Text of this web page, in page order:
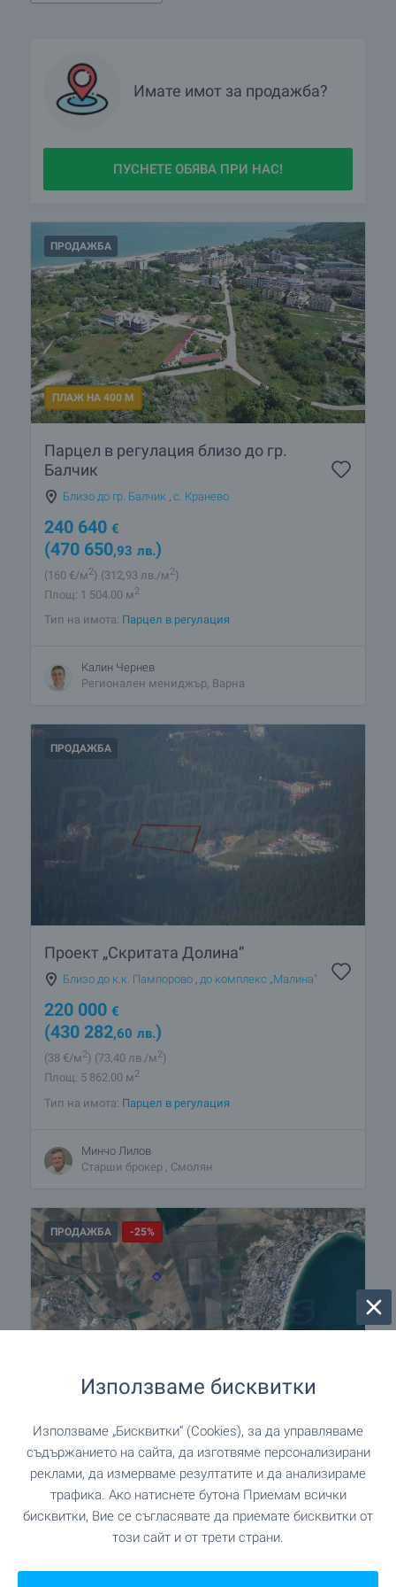
Имате имот за продажба?
ПУСНЕТЕ ОБЯВА ПРИ НАС!
ПРОДАЖБА
ПЛАЖ НА 400 М
Парцел в регулация близо до гр.
Балчик
Близо до гр. Балчик с. Кранево
240 640 €
(470 650,93 лв.)
(160 €/м2) (312 ,93 лв./м2)
Площ: 1 504.00 м2
Тип на имота: Парцел в регулация
Калин Чернев
Регионален мениджър, Варна
ПРОДАЖБА
Проект „Скритата Долина”
Близо до к.к. Пампорово до комплекс „Малина”
220 000 €
(430 282,60 лв.)
(38 €/м2) (73,40 лв./м2)
Площ: 5 862.00 м2
Тип на имота: Парцел в регулация
Минчо Лилов
Старши брокер , Смолян
ПРОДАЖБА -25%
Земя за продажба в близост до
курорта Слънчев бряг
Близо до к.к. Слънчев бряг, Suny Day 5
128 370€ 171 160€
,90 лв. 334 759,86 лв.
Използваме бисквитки
Използваме „Бисквитки“ (Cookies), за да управляваме
съдържанието на сайта, да изготвяме персонализирани
реклами, да измерваме резултатите и да анализираме
трафика. Ако натиснете бутона Приемам всички
бисквитки, Вие се съгласявате да приемате бисквитки от
този сайт и от трети страни.